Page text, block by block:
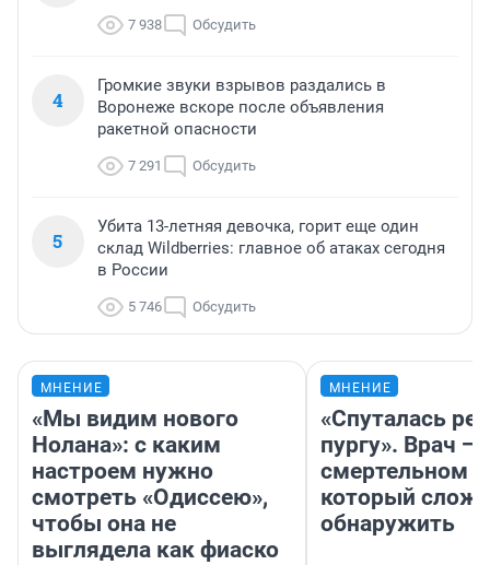
7 938 Обсудить
4
Громкие звуки взрывов раздались в
Воронеже вскоре после объявления
ракетной опасности
7 291 Обсудить
5
Убита 13-летняя девочка, горит еще один
склад Wildberries: главное об атаках сегодня
в России
5 746 Обсудить
МНЕНИЕ
«Мы видим нового
Нолана»: с каким
настроем нужно
смотреть «Одиссею»,
чтобы она не
выглядела как фиаско
МНЕНИЕ
«Спуталась
пургу». Врач —
смертельном
который
обнаружить